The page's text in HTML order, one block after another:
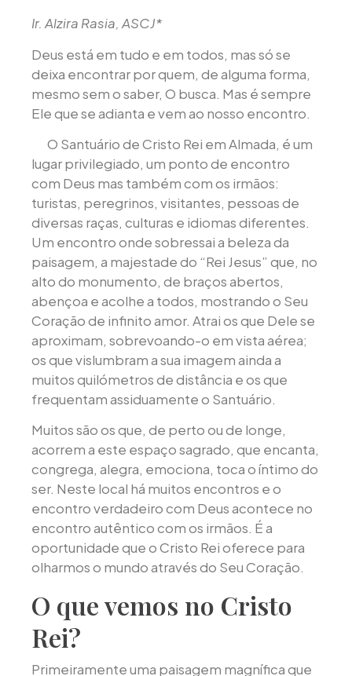
Ir. Alzira Rasia, ASCJ*
Deus está em tudo e em todos, mas só se
deixa encontrar por quem, de alguma forma,
mesmo sem o saber, O busca. Mas é sempre
Ele que se adianta e vem ao nosso encontro.
O Santuário de Cristo Rei em Almada, é um
lugar privilegiado, um ponto de encontro
com Deus mas também com os irmãos:
turistas, peregrinos, visitantes, pessoas de
diversas raças, culturas e idiomas diferentes.
Um encontro onde sobressai a beleza da
paisagem, a majestade do “Rei Jesus” que, no
alto do monumento, de braços abertos,
abençoa e acolhe a todos, mostrando o Seu
Coração de infinito amor. Atrai os que Dele se
aproximam, sobrevoando-o em vista aérea;
os que vislumbram a sua imagem ainda a
muitos quilómetros de distância e os que
frequentam assiduamente o Santuário.
Muitos são os que, de perto ou de longe,
acorrem a este espaço sagrado, que encanta,
congrega, alegra, emociona, toca o íntimo do
ser. Neste local há muitos encontros e o
encontro verdadeiro com Deus acontece no
encontro autêntico com os irmãos. É a
oportunidade que o Cristo Rei oferece para
olharmos o mundo através do Seu Coração.
O que vemos no Cristo
Rei?
Primeiramente uma paisagem magnífica que